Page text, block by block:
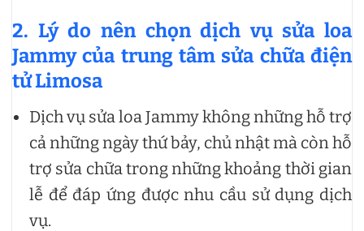
2. Lý do nên chọn dịch vụ sửa loa
Jammy của trung tâm sửa chữa điện
tử Limosa
Dịch vụ sửa loa Jammy không những hỗ trợ
cả những ngày thứ bảy, chủ nhật mà còn hỗ
trợ sửa chữa trong những khoảng thời gian
lễ để đáp ứng được nhu cầu sử dụng dịch
vụ.